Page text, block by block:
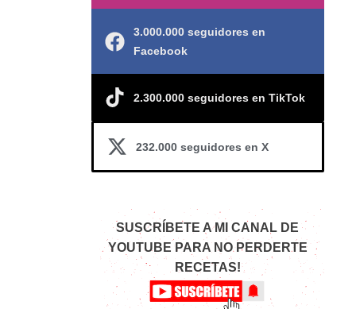
3.000.000 seguidores en
Facebook
2.300.000 seguidores en TikTok
232.000 seguidores en X
SUSCRÍBETE A MI CANAL DE
YOUTUBE PARA NO PERDERTE
RECETAS!